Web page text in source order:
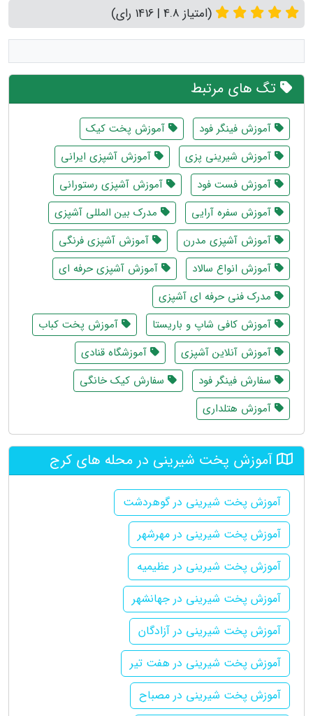
(امتیاز 4.8 | 1416 رای)
تگ های مرتبط
آموزش فینگر فود
آموزش پخت کیک
آموزش شیرینی پزی
آموزش آشپزی ایرانی
آموزش فست فود
آموزش آشپزی رستورانی
آموزش سفره آرایی
مدرک بین المللی آشپزی
آموزش آشپزی مدرن
آموزش آشپزی فرنگی
آموزش انواع سالاد
آموزش آشپزی حرفه ای
مدرک فنی حرفه ای آشپزی
آموزش کافی شاپ و باریستا
آموزش پخت کباب
آموزش آنلاین آشپزی
آموزشگاه قنادی
سفارش فینگر فود
سفارش کیک خانگی
آموزش هتلداری
آموزش پخت شیرینی در محله های کرج
آموزش پخت شیرینی در گوهردشت
آموزش پخت شیرینی در مهرشهر
آموزش پخت شیرینی در عظیمیه
آموزش پخت شیرینی در جهانشهر
آموزش پخت شیرینی در آزادگان
آموزش پخت شیرینی در هفت تیر
آموزش پخت شیرینی در مصباح